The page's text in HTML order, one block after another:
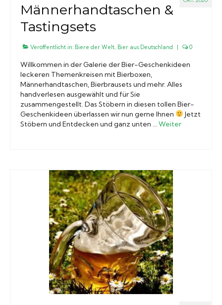
Männerhandtaschen &
Tastingsets
Veröffentlicht in: Biere der Welt, Bier aus Deutschland | 0
Willkommen in der Galerie der Bier-Geschenkideen
leckeren Themenkreisen mit Bierboxen,
Männerhandtaschen, Bierbrausets und mehr. Alles
handverlesen ausgewählt und für Sie
zusammengestellt. Das Stöbern in diesen tollen Bier-
Geschenkideen überlassen wir nun gerne Ihnen
Jetzt
Stöbern und Entdecken und ganz unten … Weiter